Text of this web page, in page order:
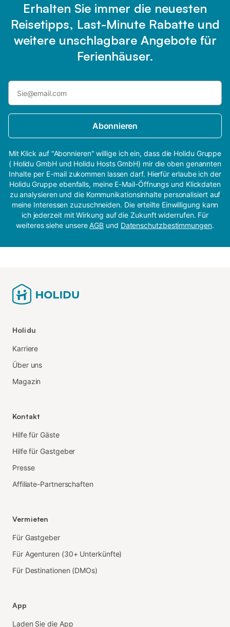
Erhalten Sie immer die neuesten
Reisetipps, Last-Minute Rabatte und
weitere unschlagbare Angebote für
Ferienhäuser.
Abonnieren
Mit Klick auf "Abonnieren" willige ich ein, dass die Holidu Gruppe
( Holidu GmbH und Holidu Hosts GmbH) mir die oben genannten
Inhalte per E-mail zukommen lassen darf. Hierfür erlaube ich der
Holidu Gruppe ebenfalls, meine E-Mail-Öffnungs und Klickdaten
zu analysieren und die Kommunikationsinhalte personalisiert auf
meine Interessen zuzuschneiden. Die erteilte Einwilligung kann
ich jederzeit mit Wirkung auf die Zukunft widerrufen. Für
weiteres siehe unsereAGB und Datenschutzbestimmungen.
Holidu
Karriere
Über uns
Magazin
Kontakt
Hilfe für Gäste
Hilfe für Gastgeber
Presse
Affiliate-Partnerschaften
Vermieten
Für Gastgeber
Für Agenturen (30+ Unterkünfte)
Für Destinationen (DMOs)
App
Laden Sie die App